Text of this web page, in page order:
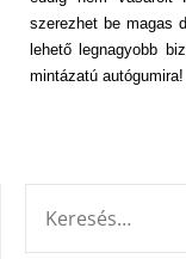
szerezhet be magas
lehető legnagyobb
mintázatú